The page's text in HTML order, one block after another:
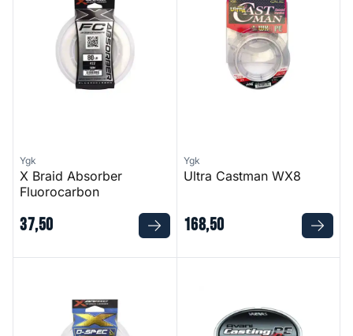
Ygk
X Braid Absorber
Fluorocarbon
37,50
Ygk
Ultra Castman WX8
168,50